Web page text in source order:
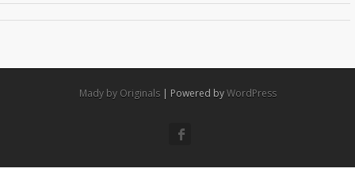
Mady by Originals| Powered byWordPress